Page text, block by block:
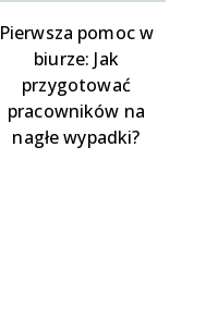
Pierwsza pomoc w
biurze: Jak
przygotować
pracowników na
nagłe wypadki?